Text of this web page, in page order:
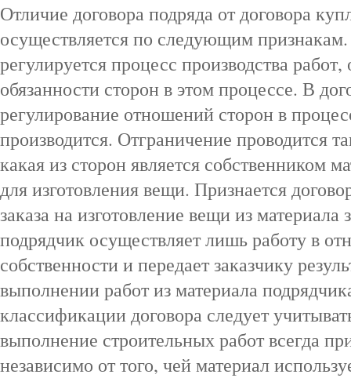
Отличие договора подряда от договора
осуществляется по следующим
регулируется процесс производства
обязанности сторон в этом процессе. В
регулирование отношений сторон в
производится. Отграничение проводится
какая из сторон является собственником
для изготовления вещи. Признается
заказа на изготовление вещи из материала
подрядчик осуществляет лишь работу в
собственности и передает заказчику
выполнении работ из материала
классификации договора следует
выполнение строительных работ всегда
независимо от того, чей материал